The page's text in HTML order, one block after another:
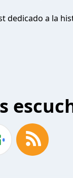
dedicado a la